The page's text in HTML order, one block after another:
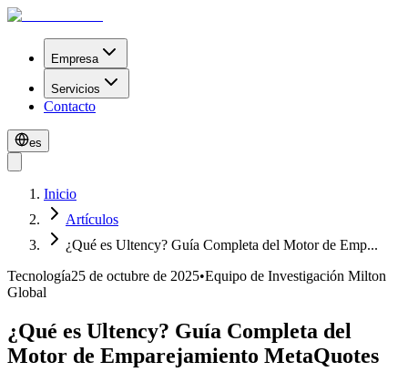
Empresa
Servicios
Contacto
es
Inicio
Artículos
¿Qué es Ultency? Guía Completa del Motor de Emp...
Tecnología25 de octubre de 2025•Equipo de Investigación Milton
Global
¿Qué es Ultency? Guía Completa del
Motor de Emparejamiento MetaQuotes